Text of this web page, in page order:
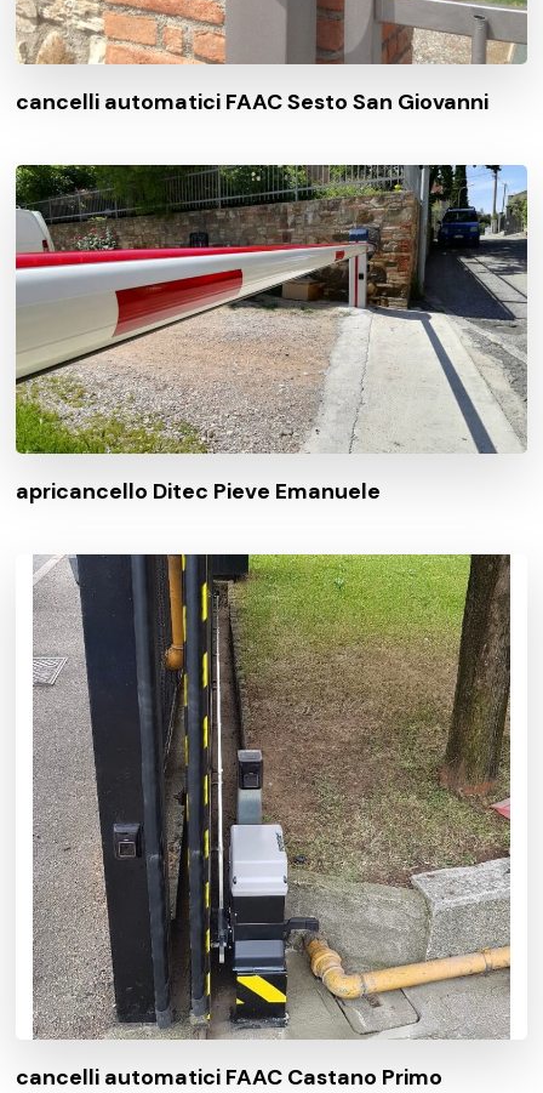
cancelli automatici FAAC Sesto San Giovanni
apricancello Ditec Pieve Emanuele
cancelli automatici FAAC Castano Primo